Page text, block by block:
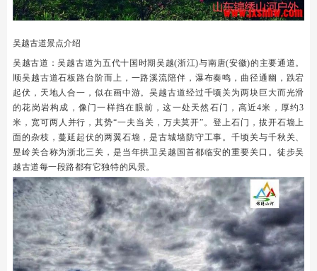
吴越古道景点介绍
吴越古道：吴越古道为五代十国时期吴越(浙江)与南唐(安徽)的主要通道。
顺吴越古道石板路台阶而上，一路溪流陪伴，瀑布奏鸣，曲径通幽，跌宕
起伏，天地人合一，似在画中游。吴越古道经过千顷关为两块巨大而光滑
的花岗岩构成，像门一样挡在眼前，这一处天然石门，高近4米，厚约3
米，宽可两人并行，其势“一夫当关，万夫莫开”。登上石门，拔开石墙上
面的杂枝，蔓延起伏的两翼石墙，是古城墙防守工事。千顷关与千秋关、
昱岭关合称为浙北三关，是当年拱卫吴越国首都临安的重要关口。徒步吴
越古道每一段路都有它独特的风景。